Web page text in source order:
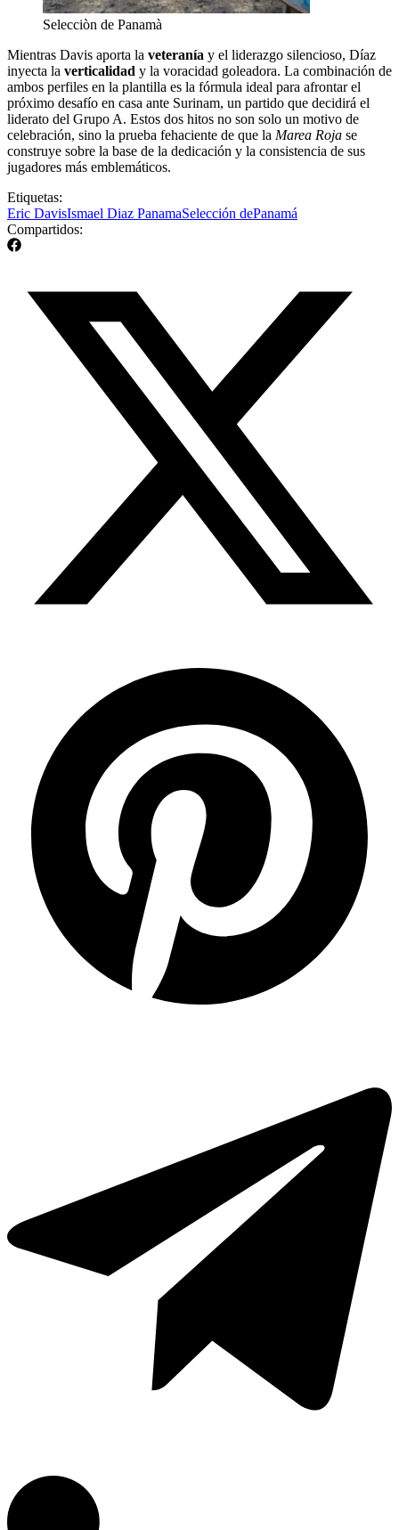
Selecciòn de Panamà
Mientras Davis aporta la veteranía y el liderazgo silencioso, Díaz
inyecta la verticalidad y la voracidad goleadora. La combinación de
ambos perfiles en la plantilla es la fórmula ideal para afrontar el
próximo desafío en casa ante Surinam, un partido que decidirá el
liderato del Grupo A. Estos dos hitos no son solo un motivo de
celebración, sino la prueba fehaciente de que la Marea Roja se
construye sobre la base de la dedicación y la consistencia de sus
jugadores más emblemáticos.
Etiquetas:
Eric DavisIsmael Diaz PanamaSelección dePanamá
Compartidos: